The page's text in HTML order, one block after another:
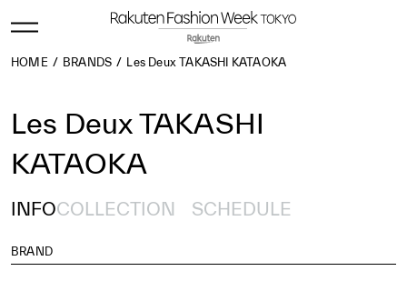
HOME BRANDS Les Deux TAKASHI KATAOKA
Les Deux TAKASHI
KATAOKA
INFOCOLLECTION SCHEDULE
BRAND